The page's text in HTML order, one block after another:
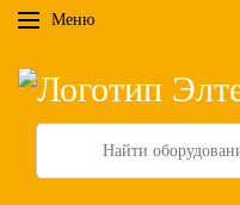
Меню
Search